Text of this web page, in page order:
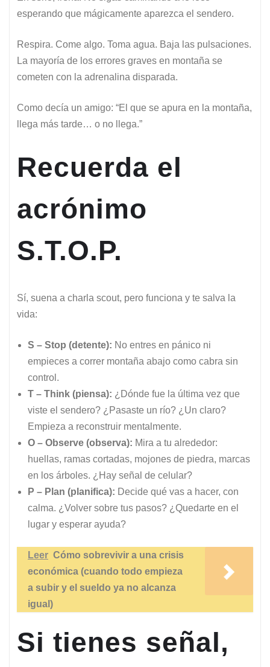
esperando que mágicamente aparezca el sendero.
Respira. Come algo. Toma agua. Baja las pulsaciones.
La mayoría de los errores graves en montaña se
cometen con la adrenalina disparada.
Como decía un amigo: “El que se apura en la montaña,
llega más tarde… o no llega.”
Recuerda el
acrónimo
S.T.O.P.
Sí, suena a charla scout, pero funciona y te salva la
vida:
S – Stop (detente): No entres en pánico ni
empieces a correr montaña abajo como cabra sin
control.
T – Think (piensa): ¿Dónde fue la última vez que
viste el sendero? ¿Pasaste un río? ¿Un claro?
Empieza a reconstruir mentalmente.
O – Observe (observa): Mira a tu alrededor:
huellas, ramas cortadas, mojones de piedra, marcas
en los árboles. ¿Hay señal de celular?
P – Plan (planifica): Decide qué vas a hacer, con
calma. ¿Volver sobre tus pasos? ¿Quedarte en el
lugar y esperar ayuda?
Leer Cómo sobrevivir a una crisis
económica (cuando todo empieza
a subir y el sueldo ya no alcanza
igual)
Si tienes señal,